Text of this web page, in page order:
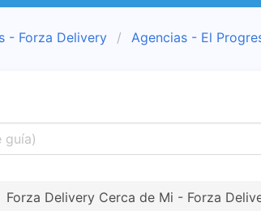
- Forza Delivery Agencias - El
Forza Delivery Cerca de Mi - Forza